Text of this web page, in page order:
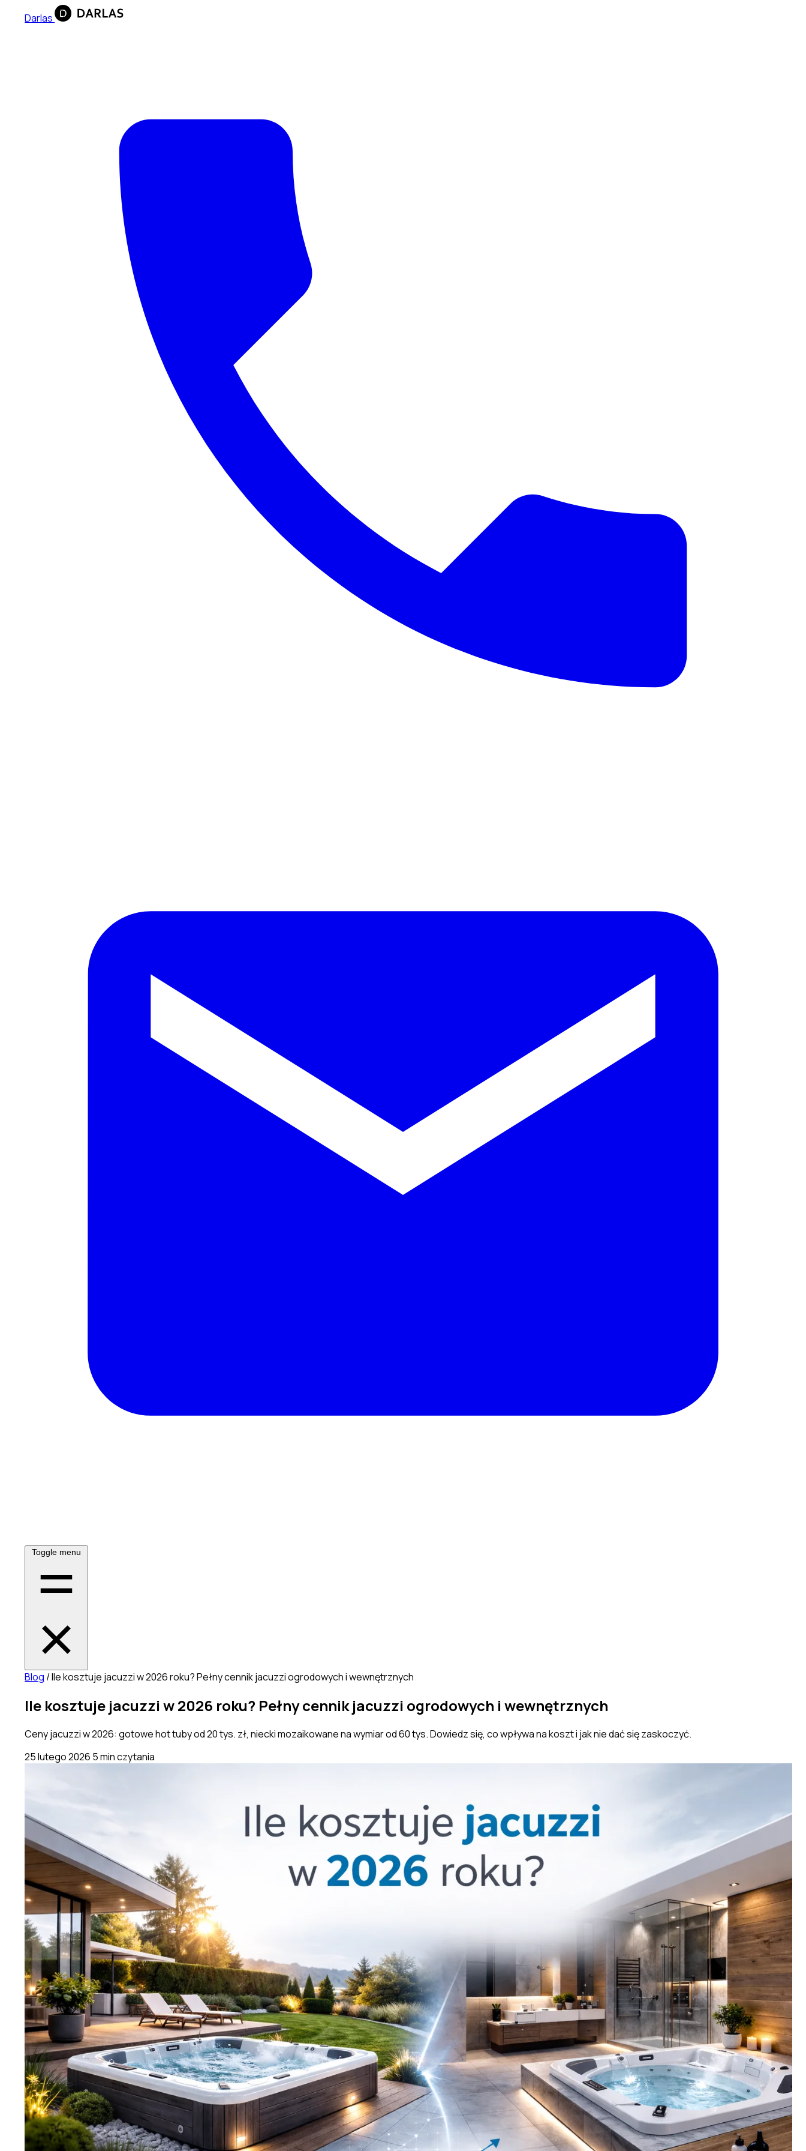
Darlas
Toggle menu
Blog /Ile kosztuje jacuzzi w 2026 roku? Pełny cennik jacuzzi ogrodowych i wewnętrznych
Ile kosztuje jacuzzi w 2026 roku? Pełny cennik jacuzzi ogrodowych i wewnętrznych
Ceny jacuzzi w 2026: gotowe hot tuby od 20 tys. zł, niecki mozaikowane na wymiar od 60 tys. Dowiedz się, co wpływa na koszt i jak nie dać się zaskoczyć.
25 lutego 2026 5 min czytania